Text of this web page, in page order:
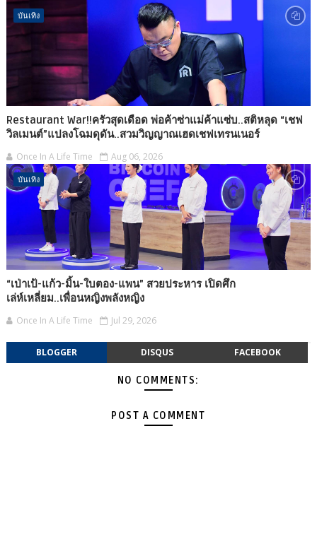
บันเทิง
Restaurant War!!ครัวสุดเดือด พ่อค้าซ่าแม่ค้าแซ่บ..สติหลุด “เชฟ
วิลเมนต์”แปลงโฉมดุดัน..สวมวิญญาณเฮดเชฟเทรนเนอร์
Once In A Life Time Aug 06, 2026
บันเทิง
“เป่าเป้-แก้ว-มิ้น-ใบตอง-แพน” สวยประหาร เปิดศึก
เล่ห์เหลี่ยม..เพื่อนหญิงพลังหญิง
Once In A Life Time Jul 29, 2026
BLOGGER DISQUS FACEBOOK
NO COMMENTS:
POST A COMMENT